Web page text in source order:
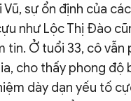
Vũ, sự ổn định của các
như Lộc Thị Đào
tin. Ở tuổi 33, cô vẫn
cho thấy phong độ
dày dạn yếu tố